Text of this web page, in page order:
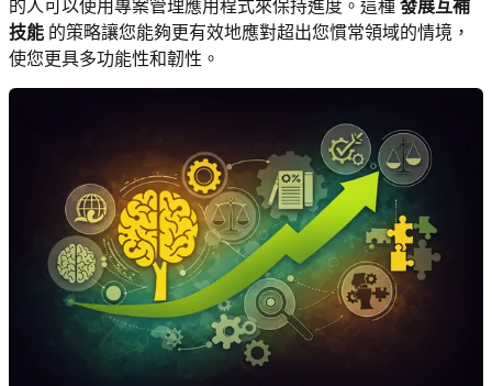
的人可以使用專案管理應用程式來保持進度。這種 發展互補
技能 的策略讓您能夠更有效地應對超出您慣常領域的情境，
使您更具多功能性和韌性。